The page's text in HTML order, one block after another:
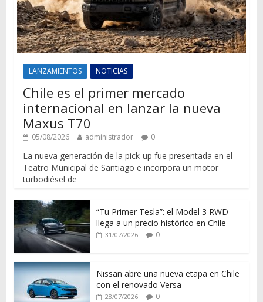
LANZAMIENTOS NOTICIAS
Chile es el primer mercado
internacional en lanzar la nueva
Maxus T70
05/08/2026 administrador 0
La nueva generación de la pick-up fue presentada en el
Teatro Municipal de Santiago e incorpora un motor
turbodiésel de
“Tu Primer Tesla”: el Model 3 RWD
llega a un precio histórico en Chile
31/07/2026 0
Nissan abre una nueva etapa en Chile
con el renovado Versa
28/07/2026 0